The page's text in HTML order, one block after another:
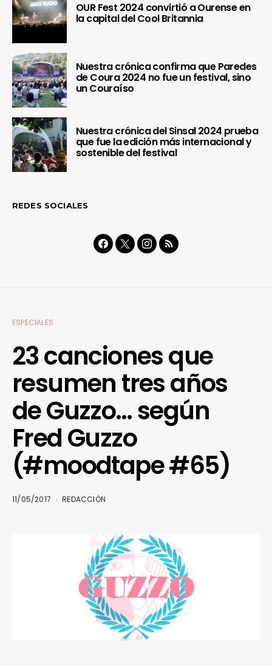
OUR Fest 2024 convirtió a Ourense en
la capital del Cool Britannia
Nuestra crónica confirma que Paredes
de Coura 2024 no fue un festival, sino
un Couraíso
Nuestra crónica del Sinsal 2024 prueba
que fue la edición más internacional y
sostenible del festival
REDES SOCIALES
ESPECIALES
23 canciones que
resumen tres años
de Guzzo… según
Fred Guzzo
(#moodtape #65)
11/05/2017 REDACCIÓN